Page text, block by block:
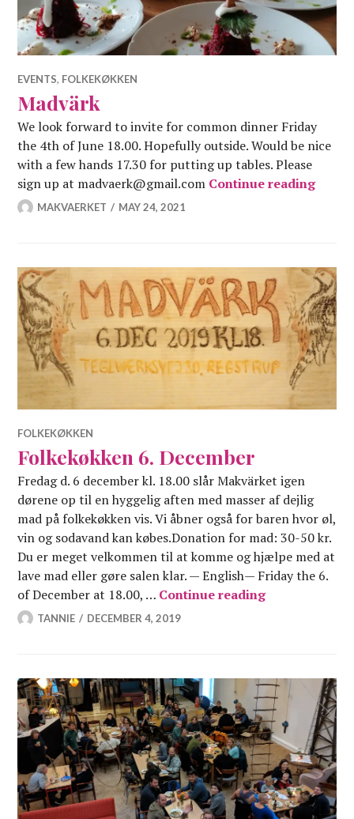
EVENTS, FOLKEKØKKEN
Madvärk
We look forward to invite for common dinner Friday
the 4th of June 18.00. Hopefully outside. Would be nice
with a few hands 17.30 for putting up tables. Please
sign up at madvaerk@gmail.com Continue reading
MAKVAERKET MAY 24, 2021
FOLKEKØKKEN
Folkekøkken 6. December
Fredag d. 6 december kl. 18.00 slår Makvärket igen
dørene op til en hyggelig aften med masser af dejlig
mad på folkekøkken vis. Vi åbner også for baren hvor øl,
vin og sodavand kan købes.Donation for mad: 30-50 kr.
Du er meget velkommen til at komme og hjælpe med at
lave mad eller gøre salen klar. — English— Friday the 6.
of December at 18.00, … Continue readingFolkekøkken
TANNIE DECEMBER 4, 2019